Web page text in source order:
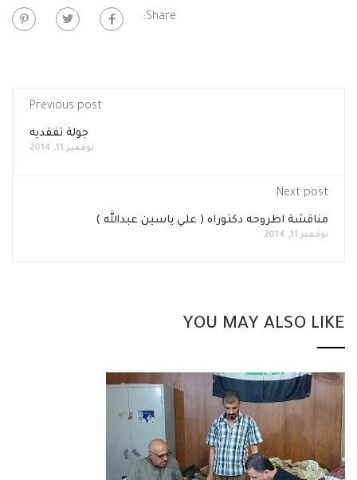
Share:
Previous post
جولة تفقديه
نوفمبر 11, 2014
Next post
مناقشة اطروحه دكتوراه ( علي ياسين عبدالله )
نوفمبر 11, 2014
YOU MAY ALSO LIKE